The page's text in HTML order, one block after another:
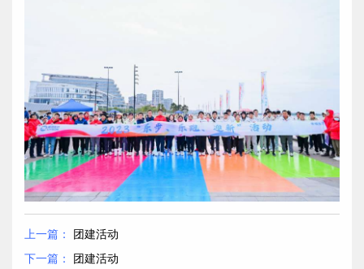
上一篇：
团建活动
下一篇：
团建活动